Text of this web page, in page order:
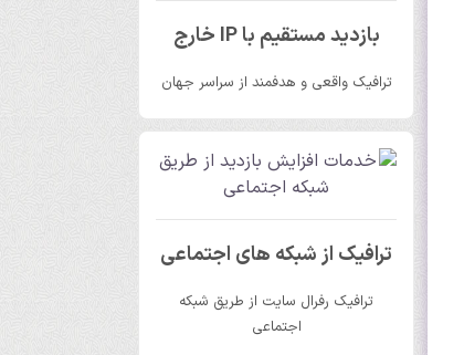
بازدید مستقیم با IP خارج
ترافیک واقعی و هدفمند از سراسر جهان
ترافیک از شبکه های اجتماعی
ترافیک رفرال سایت از طریق شبکه
اجتماعی